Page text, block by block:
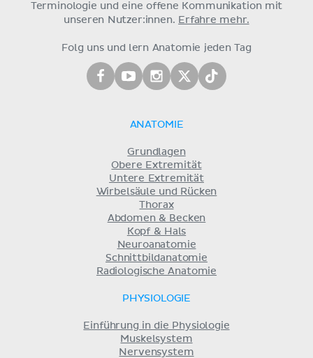
Terminologie und eine offene Kommunikation mit
unseren Nutzer:innen. Erfahre mehr.
Folg uns und lern Anatomie jeden Tag
ANATOMIE
Grundlagen
Obere Extremität
Untere Extremität
Wirbelsäule und Rücken
Thorax
Abdomen & Becken
Kopf & Hals
Neuroanatomie
Schnittbildanatomie
Radiologische Anatomie
PHYSIOLOGIE
Einführung in die Physiologie
Muskelsystem
Nervensystem